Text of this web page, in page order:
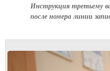
Инструкция третьему
после номера линии